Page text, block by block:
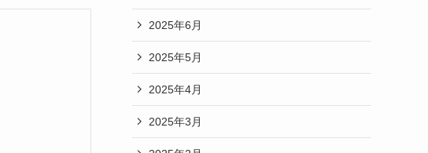
2025年6月
2025年5月
2025年4月
2025年3月